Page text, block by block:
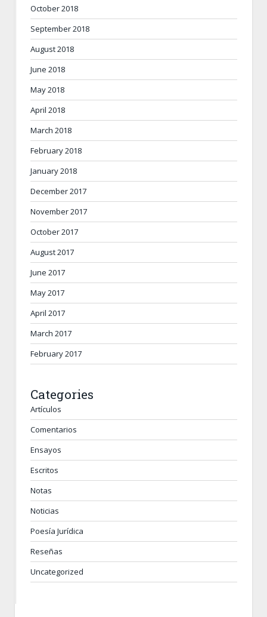
October 2018
September 2018
August 2018
June 2018
May 2018
April 2018
March 2018
February 2018
January 2018
December 2017
November 2017
October 2017
August 2017
June 2017
May 2017
April 2017
March 2017
February 2017
Categories
Artículos
Comentarios
Ensayos
Escritos
Notas
Noticias
Poesía Jurídica
Reseñas
Uncategorized